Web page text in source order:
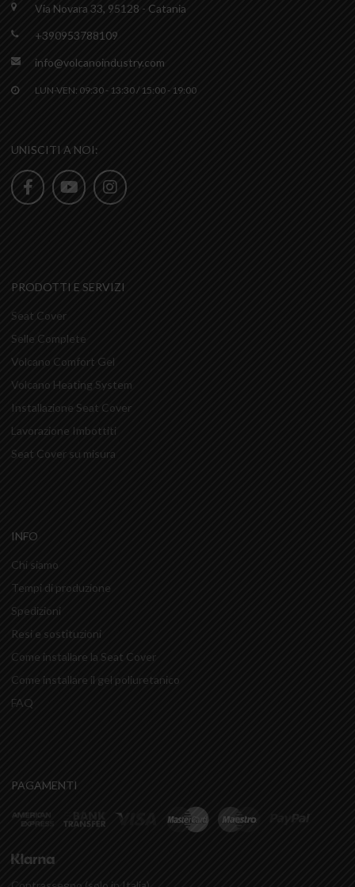
Via Novara 33, 95128 - Catania
+390953788109
info@volcanoindustry.com
LUN-VEN: 09:30 - 13:30 / 15:00 - 19:00
UNISCITI A NOI:
PRODOTTI E SERVIZI
Seat Cover
Selle Complete
Volcano Comfort Gel
Volcano Heating System
Installazione Seat Cover
Lavorazione Imbottiti
Seat Cover su misura
INFO
Chi siamo
Tempi di produzione
Spedizioni
Resi e sostituzioni
Come installare la Seat Cover
Come installare il gel poliuretanico
FAQ
PAGAMENTI